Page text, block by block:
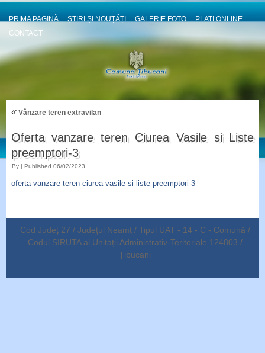
PRIMA PAGINĂ ȘTIRI ȘI NOUȚĂȚI GALERIE FOTO
PLATI ONLINE
CONTACT
«Vânzare teren extravilan
Oferta vanzare teren Ciurea Vasile si Liste
preemptori-3
By | Published 06/02/2023
oferta-vanzare-teren-ciurea-vasile-si-liste-preemptori-3
Cod Județ 27 / Județul Neamț / Tipul UAT - 14 - C - Comună /
Codul SIRUTA al Unitații Administrativ-Teritoriale 124803 /
Țibucani